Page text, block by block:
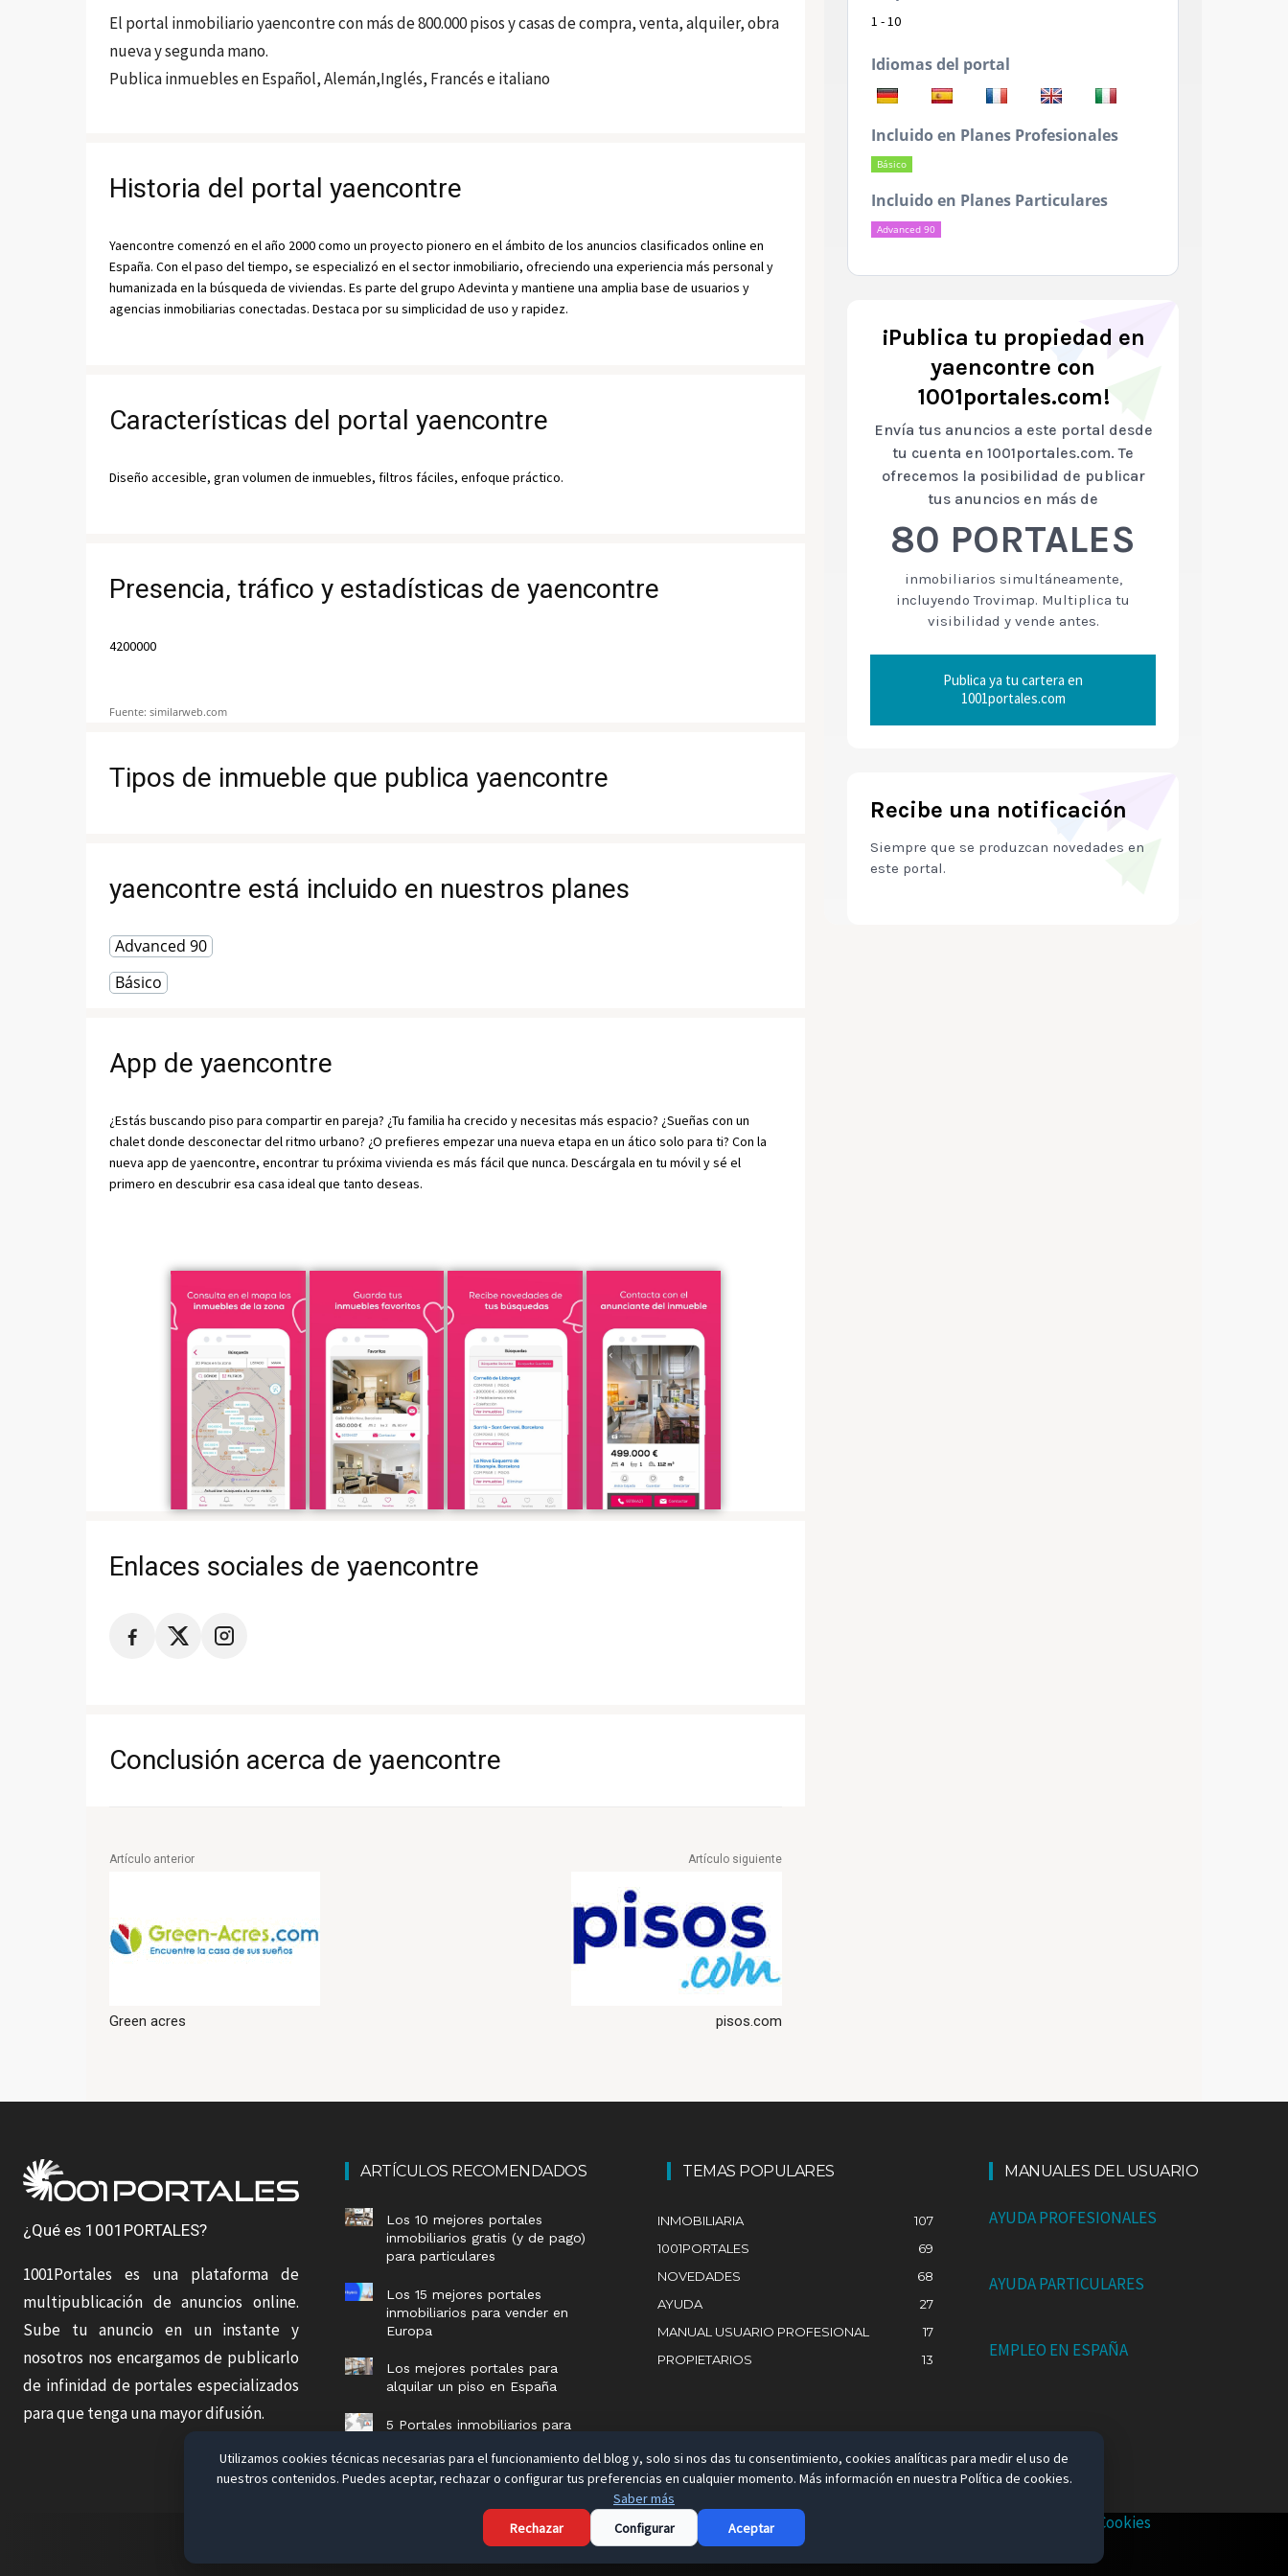
El portal inmobiliario yaencontre con más de 800.000 pisos y casas de compra, venta, alquiler, obra
nueva y segunda mano.
Publica inmuebles en Español, Alemán,Inglés, Francés e italiano
Historia del portal yaencontre
Yaencontre comenzó en el año 2000 como un proyecto pionero en el ámbito de los anuncios clasificados online en
España. Con el paso del tiempo, se especializó en el sector inmobiliario, ofreciendo una experiencia más personal y
humanizada en la búsqueda de viviendas. Es parte del grupo Adevinta y mantiene una amplia base de usuarios y
agencias inmobiliarias conectadas. Destaca por su simplicidad de uso y rapidez.
Características del portal yaencontre
Diseño accesible, gran volumen de inmuebles, filtros fáciles, enfoque práctico.
Presencia, tráfico y estadísticas de yaencontre
4200000
Fuente: similarweb.com
Tipos de inmueble que publica yaencontre
yaencontre está incluido en nuestros planes
Advanced 90
Básico
App de yaencontre
¿Estás buscando piso para compartir en pareja? ¿Tu familia ha crecido y necesitas más espacio? ¿Sueñas con un
chalet donde desconectar del ritmo urbano? ¿O prefieres empezar una nueva etapa en un ático solo para ti? Con la
nueva app de yaencontre, encontrar tu próxima vivienda es más fácil que nunca. Descárgala en tu móvil y sé el
primero en descubrir esa casa ideal que tanto deseas.
Enlaces sociales de yaencontre
Conclusión acerca de yaencontre
Artículo anterior
Green acres
Artículo siguiente
pisos.com
1 - 10
Idiomas del portal
Incluido en Planes Profesionales
Básico
Incluido en Planes Particulares
Advanced 90
¡Publica tu propiedad en
yaencontre con
1001portales.com!
Envía tus anuncios a este portal desde
tu cuenta en 1001portales.com. Te
ofrecemos la posibilidad de publicar
tus anuncios en más de
80 PORTALES
inmobiliarios simultáneamente,
incluyendo Trovimap. Multiplica tu
visibilidad y vende antes.
Publica ya tu cartera en
1001portales.com
Recibe una notificación
Siempre que se produzcan novedades en
este portal.
¿Qué es 1001PORTALES?
1001Portales es una plataforma de
multipublicación de anuncios online.
Sube tu anuncio en un instante y
nosotros nos encargamos de publicarlo
de infinidad de portales especializados
para que tenga una mayor difusión.
ARTÍCULOS RECOMENDADOS
Los 10 mejores portales
inmobiliarios gratis (y de pago)
para particulares
Los 15 mejores portales
inmobiliarios para vender en
Europa
Los mejores portales para
alquilar un piso en España
5 Portales inmobiliarios para
TEMAS POPULARES
INMOBILIARIA
107
1001PORTALES
69
NOVEDADES
68
AYUDA
27
MANUAL USUARIO PROFESIONAL
17
PROPIETARIOS
13
MANUALES DEL USUARIO
AYUDA PROFESIONALES
AYUDA PARTICULARES
EMPLEO EN ESPAÑA
Aviso Legal Política de Cookies
Utilizamos cookies técnicas necesarias para el funcionamiento del blog y, solo si nos das tu consentimiento, cookies analíticas para medir el uso de
nuestros contenidos. Puedes aceptar, rechazar o configurar tus preferencias en cualquier momento. Más información en nuestra Política de cookies.
Saber más
Rechazar
Configurar Aceptar